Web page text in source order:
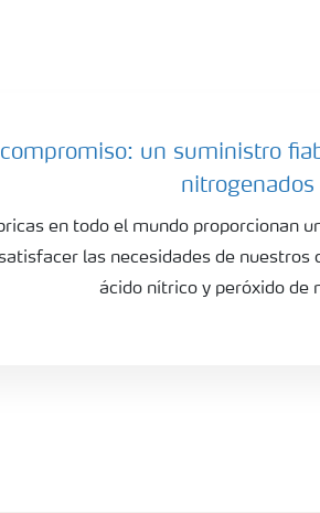
un suministro
nitrogenados
en todo el mundo proporcionan
las necesidades de
ácido nítrico y peróxido de